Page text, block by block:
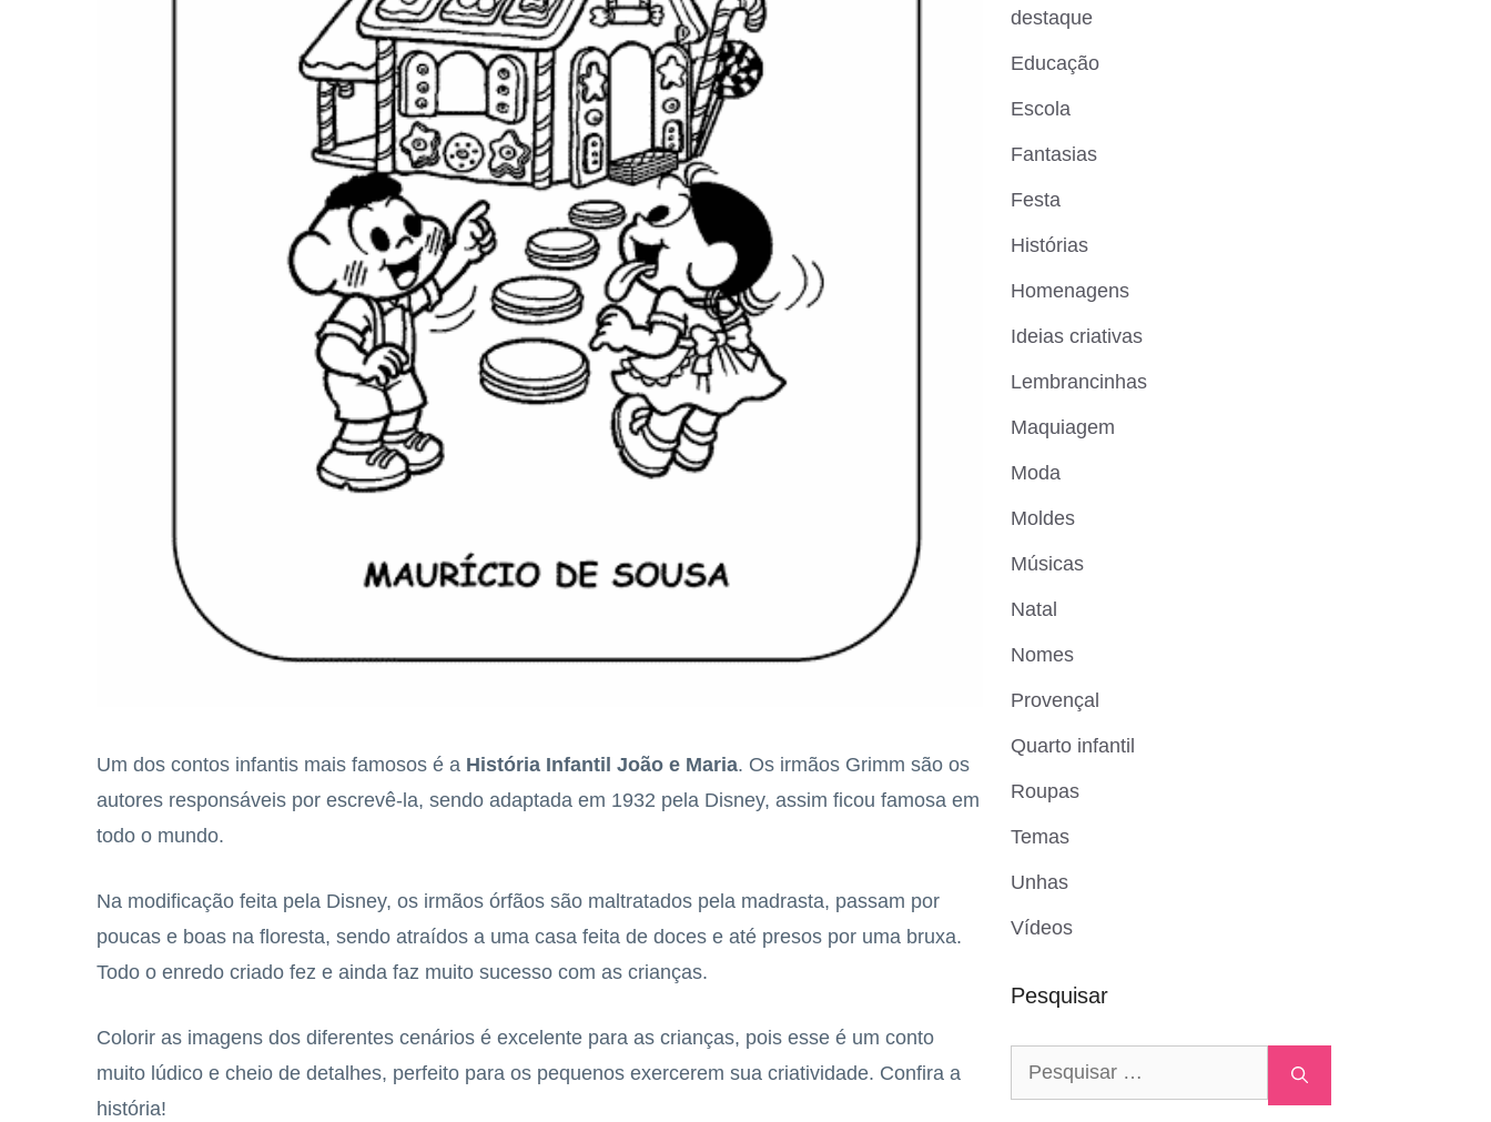
Um dos contos infantis mais famosos é a História Infantil João e Maria. Os irmãos Grimm são os
autores responsáveis por escrevê-la, sendo adaptada em 1932 pela Disney, assim ficou famosa em
todo o mundo.
Na modificação feita pela Disney, os irmãos órfãos são maltratados pela madrasta, passam por
poucas e boas na floresta, sendo atraídos a uma casa feita de doces e até presos por uma bruxa.
Todo o enredo criado fez e ainda faz muito sucesso com as crianças.
Colorir as imagens dos diferentes cenários é excelente para as crianças, pois esse é um conto
muito lúdico e cheio de detalhes, perfeito para os pequenos exercerem sua criatividade. Confira a
história!
destaque
Educação
Escola
Fantasias
Festa
Histórias
Homenagens
Ideias criativas
Lembrancinhas
Maquiagem
Moda
Moldes
Músicas
Natal
Nomes
Provençal
Quarto infantil
Roupas
Temas
Unhas
Vídeos
Pesquisar
Pesquisar
por: